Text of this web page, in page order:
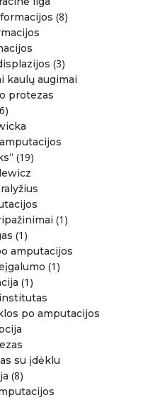
(8)
(3)
kaulų augimai
protezas
(19)
(1)
(1)
amputacijos
(1)
(1)
po amputacijos
su įdėklu
(8)